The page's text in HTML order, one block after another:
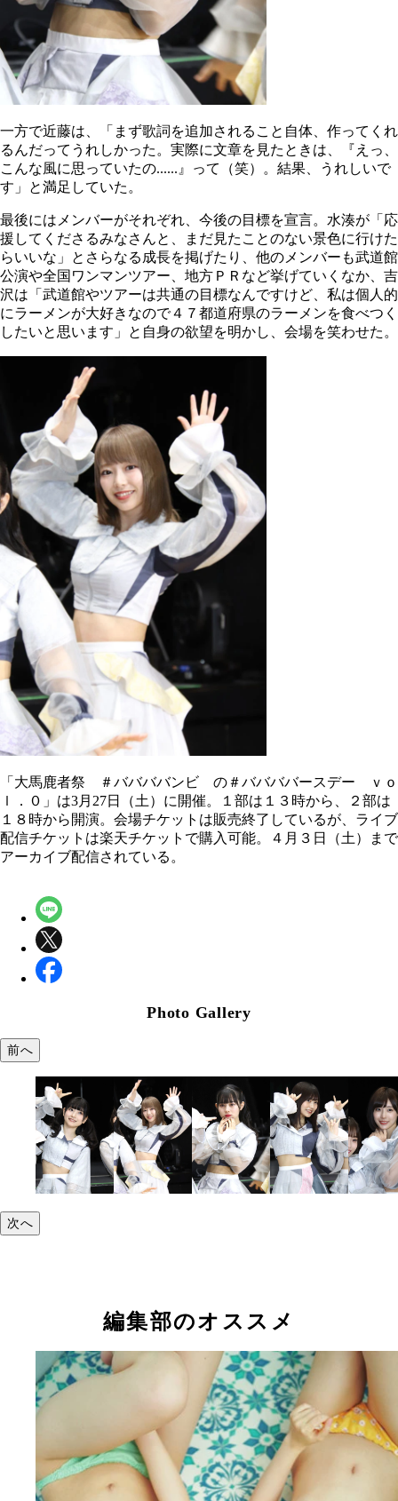
一方で近藤は、「まず歌詞を追加されること自体、作ってくれ
るんだってうれしかった。実際に文章を見たときは、『えっ、
こんな風に思っていたの......』って（笑）。結果、うれしいで
す」と満足していた。
最後にはメンバーがそれぞれ、今後の目標を宣言。水湊が「応
援してくださるみなさんと、まだ見たことのない景色に行けた
らいいな」とさらなる成長を掲げたり、他のメンバーも武道館
公演や全国ワンマンツアー、地方ＰＲなど挙げていくなか、吉
沢は「武道館やツアーは共通の目標なんですけど、私は個人的
にラーメンが大好きなので４７都道府県のラーメンを食べつく
したいと思います」と自身の欲望を明かし、会場を笑わせた。
「大馬鹿者祭 ＃ババババンビ の＃ババババースデー ｖｏ
ｌ．０」は3月27日（土）に開催。１部は１３時から、２部は
１８時から開演。会場チケットは販売終了しているが、ライブ
配信チケットは楽天チケットで購入可能。４月３日（土）まで
アーカイブ配信されている。
Photo Gallery
前へ
次へ
編集部のオススメ